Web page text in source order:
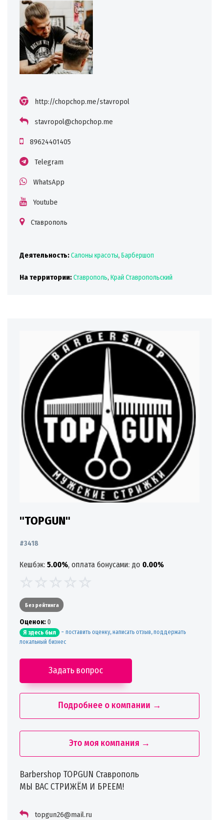
http://chopchop.me/stavropol
stavropol@chopchop.me
89624401405
Telegram
WhatsApp
Youtube
Ставрополь
Деятельность:Салоны красоты, Барбершоп
На территории:Ставрополь, Край Ставропольский
"TOPGUN"
#3418
Кешбэк: 5.00%, оплата бонусами: до 0.00%
Без рейтинга
Oценок:0
Я здесь был - поставить оценку, написать отзыв, поддержать
локальный бизнес
Задать вопрос
Подробнее о компании →
Это моя компания →
Barbershop TOPGUN Ставрополь
МЫ ВАС СТРИЖЁМ И БРЕЕМ!
topgun26@mail.ru